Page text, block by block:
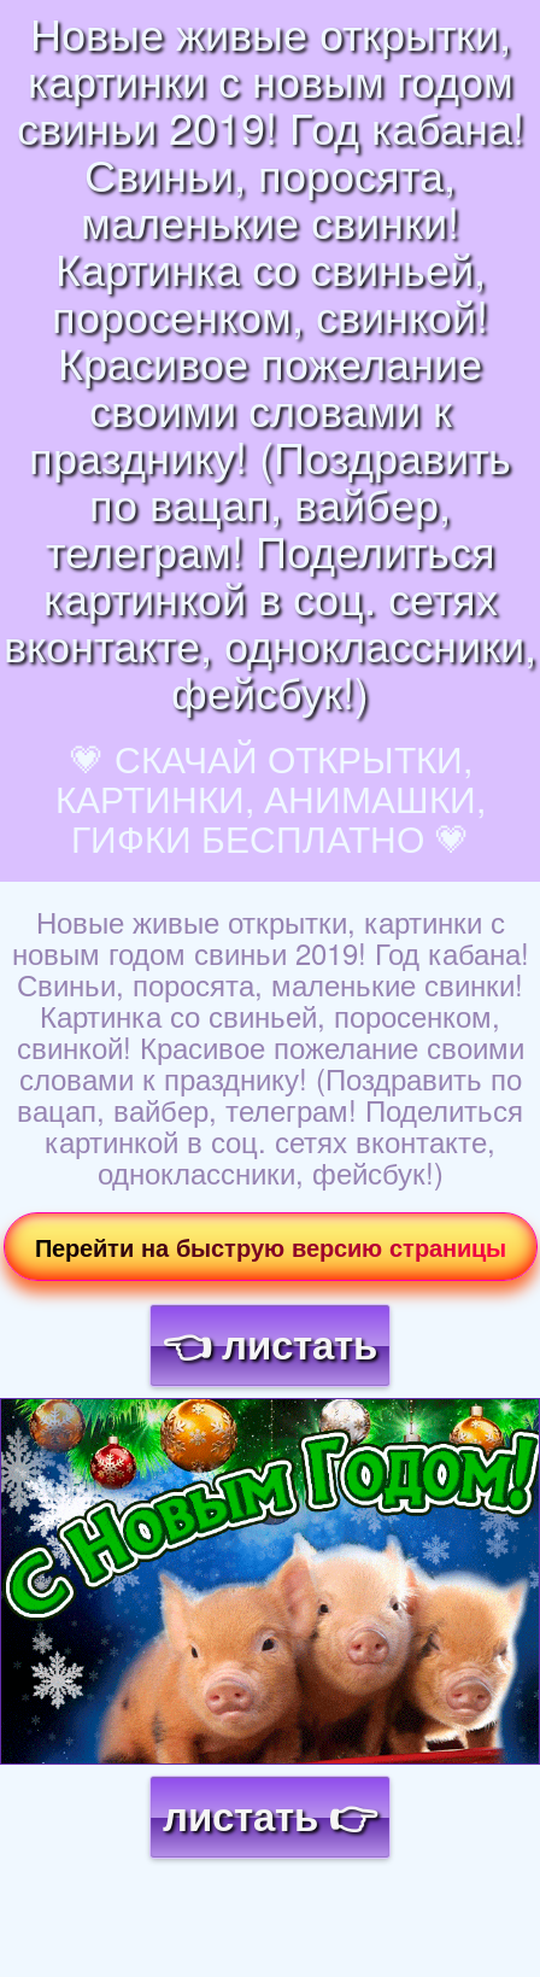
Новые живые открытки,
картинки с новым годом
свиньи 2019! Год кабана!
Свиньи, поросята,
маленькие свинки!
Картинка со свиньей,
поросенком, свинкой!
Красивое пожелание
своими словами к
празднику! (Поздравить
по вацап, вайбер,
телеграм! Поделиться
картинкой в соц. сетях
вконтакте, одноклассники,
фейсбук!)
💗 СКАЧАЙ ОТКРЫТКИ,
КАРТИНКИ, АНИМАШКИ,
ГИФКИ БЕСПЛАТНО 💗
Новые живые открытки, картинки с
новым годом свиньи 2019! Год кабана!
Свиньи, поросята, маленькие свинки!
Картинка со свиньей, поросенком,
свинкой! Красивое пожелание своими
словами к празднику! (Поздравить по
вацап, вайбер, телеграм! Поделиться
картинкой в соц. сетях вконтакте,
одноклассники, фейсбук!)
Перейти на быструю версию страницы
👈 листать
Загрузка картинки...
листать 👉